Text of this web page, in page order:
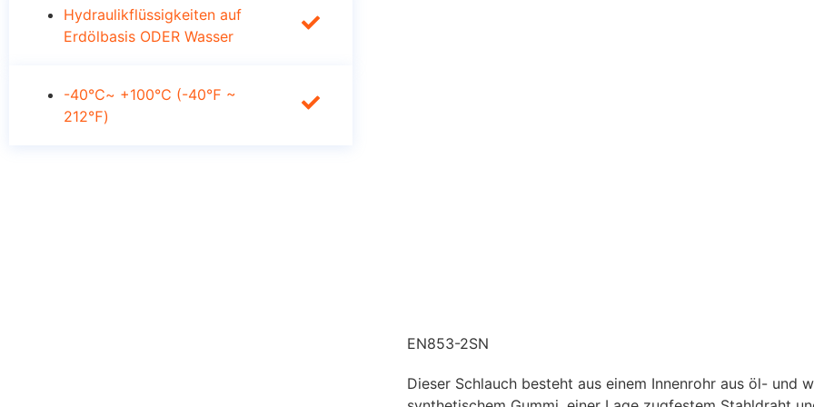
Hydraulikflüssigkeiten auf
Erdölbasis ODER Wasser
-40℃~ +100℃ (-40℉ ~
212℉)
EN853-2SN
Dieser Schlauch besteht aus einem Innenrohr aus öl- und